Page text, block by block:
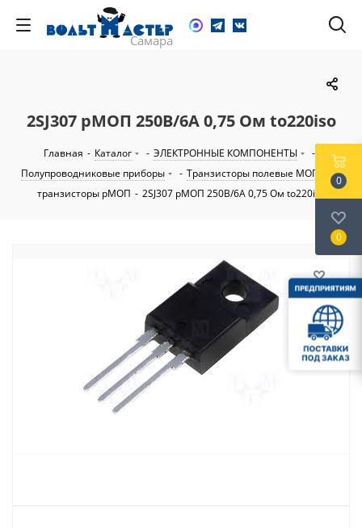
2SJ307 pМОП 250В/6А 0,75 Ом to220iso
Главная - Каталог - ЭЛЕКТРОННЫЕ КОМПОНЕНТЫ
-
Полупроводниковые приборы
- Транзисторы полевые МОП
-
транзисторы pМОП - 2SJ307 pМОП 250В/6А 0,75 Ом to220iso
0
0